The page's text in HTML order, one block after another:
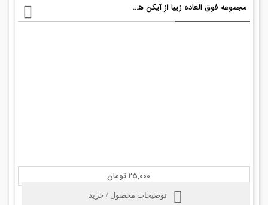
مجموعه فوق العاده زیبا از آیکن های تلفن قدیمی+ PSD
25,000 تومان
توضیحات محصول / خرید